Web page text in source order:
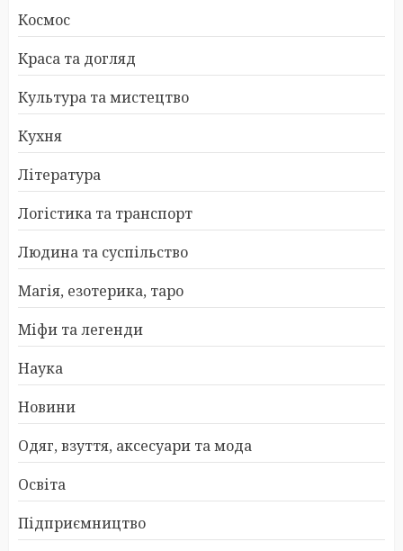
Космос
Краса та догляд
Культура та мистецтво
Кухня
Література
Логістика та транспорт
Людина та суспільство
Магія, езотерика, таро
Міфи та легенди
Наука
Новини
Одяг, взуття, аксесуари та мода
Освіта
Підприємництво